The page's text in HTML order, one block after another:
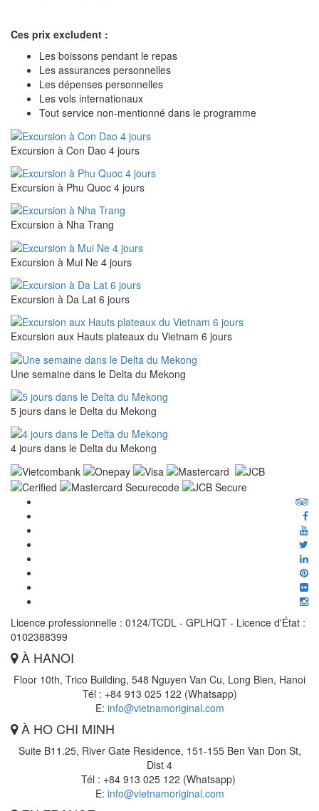
Ces prix excludent :
Les boissons pendant le repas
Les assurances personnelles
Les dépenses personnelles
Les vols internationaux
Tout service non-mentionné dans le programme
Excursion à Con Dao 4 jours
Excursion à Phu Quoc 4 jours
Excursion à Nha Trang
Excursion à Mui Ne 4 jours
Excursion à Da Lat 6 jours
Excursion aux Hauts plateaux du Vietnam 6 jours
Une semaine dans le Delta du Mekong
5 jours dans le Delta du Mekong
4 jours dans le Delta du Mekong
Licence professionnelle : 0124/TCDL - GPLHQT - Licence d'État :
0102388399
À HANOI
Floor 10th, Trico Building, 548 Nguyen Van Cu, Long Bien, Hanoi
Tél : +84 913 025 122 (Whatsapp)
E: info@vietnamoriginal.com
À HO CHI MINH
Suite B11.25, River Gate Residence, 151-155 Ben Van Don St,
Dist 4
Tél : +84 913 025 122 (Whatsapp)
E: info@vietnamoriginal.com